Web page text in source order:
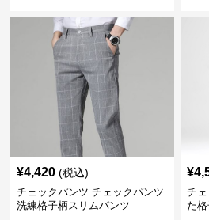
¥4,420 (税込)
チェックパンツ チェックパンツ
洗練格子柄スリムパンツ
¥
チ
た